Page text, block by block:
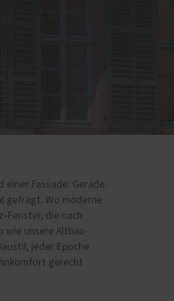
einer Fassade. Gerade
gefragt. Wo moderne
Fenster, die nach
unsere Altbau-
jeder Epoche
gerecht